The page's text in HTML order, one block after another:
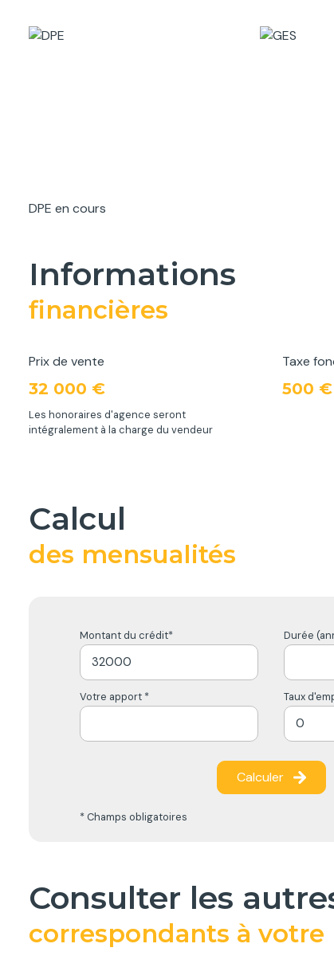
DPE en cours
informations
financières
Prix de vente
32 000 €
Les honoraires d'agence seront
intégralement à la charge du vendeur
Taxe
500 €
calcul
des mensualités
Montant du crédit* Durée
Votre apport * Taux
Calculer
* Champs obligatoires
consulter les
correspondants à votre